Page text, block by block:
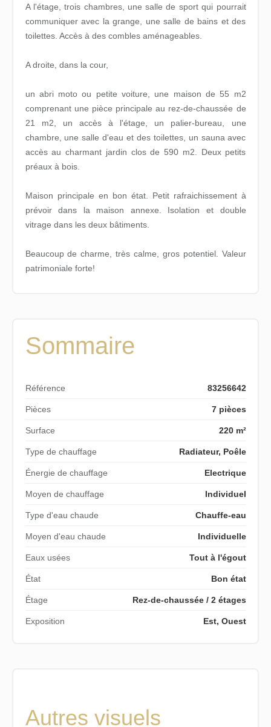
A l'étage, trois chambres, une salle de sport qui pourrait
communiquer avec la grange, une salle de bains et des
toilettes. Accès à des combles aménageables.
A droite, dans la cour,
un abri moto ou petite voiture, une maison de 55 m2
comprenant une pièce principale au rez-de-chaussée de
21 m2, un accès à l'étage, un palier-bureau, une
chambre, une salle d'eau et des toilettes, un sauna avec
accès au charmant jardin clos de 590 m2. Deux petits
préaux à bois.
Maison principale en bon état. Petit rafraichissement à
prévoir dans la maison annexe. Isolation et double
vitrage dans les deux bâtiments.
Beaucoup de charme, très calme, gros potentiel. Valeur
patrimoniale forte!
Sommaire
Référence 83256642
Pièces 7 pièces
Surface 220 m²
Type de chauffage Radiateur, Poêle
Énergie de chauffage Electrique
Moyen de chauffage Individuel
Type d'eau chaude Chauffe-eau
Moyen d'eau chaude Individuelle
Eaux usées Tout à l'égout
État Bon état
Étage Rez-de-chaussée / 2 étages
Exposition Est, Ouest
Autres visuels